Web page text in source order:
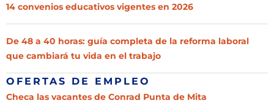
14 convenios educativos vigentes en 2026
De 48 a 40 horas: guía completa de la reforma laboral
que cambiará tu vida en el trabajo
OFERTAS DE EMPLEO
Checa las vacantes de Conrad Punta de Mita